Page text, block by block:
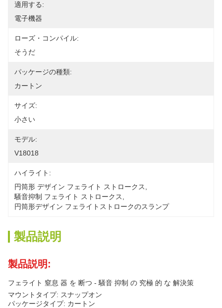
適用する:
電子機器
ローズ・コンパイル:
そうだ
パッケージの種類:
カートン
サイズ:
小さい
モデル:
V18018
ハイライト:
円筒形 デザイン フェライト ストロークス
騒音抑制 フェライト ストロークス
円筒形デザイン フェライトストロークのスランプ
製品説明
製品説明:
フェライト 窒息 器 を 断つ - 騒音 抑制 の 究極 的 な 解決策
マウントタイプ: スナップオン
パッケージタイプ: カートン